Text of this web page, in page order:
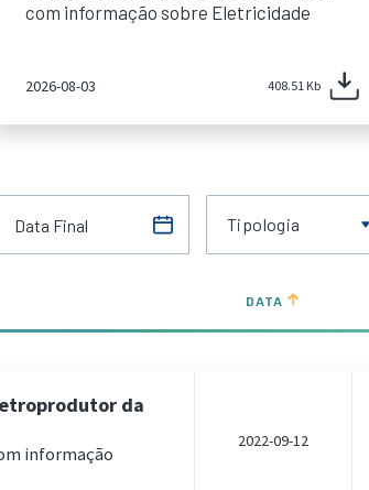
com informação sobre Eletricidade
2026-08-03 408.51 Kb
Tipologia
DATA
da
informação
2022-09-12